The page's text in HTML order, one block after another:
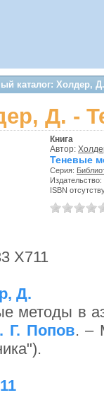
каталог: Холдер,
Д. -
Книга
Автор:
Теневые
Серия:
Издательство:
ISBN
Х711
Д.
методы в
Г. Попов. –